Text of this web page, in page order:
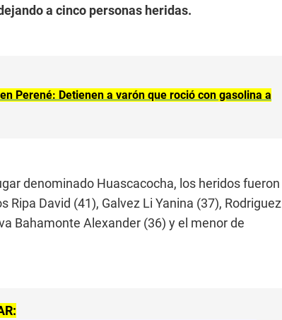
a cinco personas heridas.
Perené: Detienen a varón que roció con gasolina a
denominado Huascacocha, los heridos fueron
Ripa David (41), Galvez Li Yanina (37), Rodriguez
Bahamonte Alexander (36) y el menor de